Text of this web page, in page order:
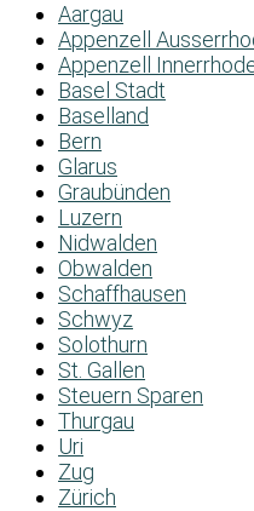
Aargau
Appenzell
Appenzell
Basel Stadt
Baselland
Bern
Glarus
Graubünden
Luzern
Nidwalden
Obwalden
Schaffhausen
Schwyz
Solothurn
St. Gallen
Steuern Sparen
Thurgau
Uri
Zug
Zürich